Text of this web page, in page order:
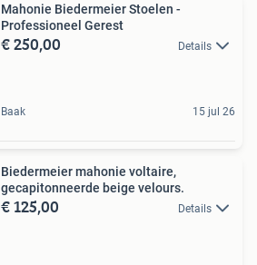
Mahonie Biedermeier Stoelen -
Professioneel Gerest
€ 250,00 Details
Baak 15 jul 26
Biedermeier mahonie voltaire,
gecapitonneerde beige velours.
€ 125,00 Details